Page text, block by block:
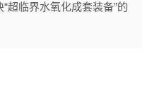
超临界水氧化成套装备”的
可。